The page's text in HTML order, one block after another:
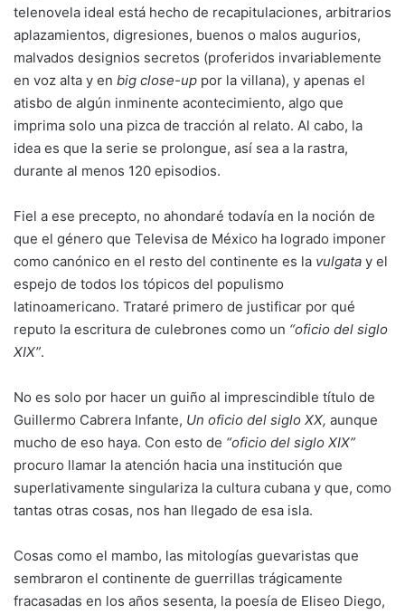
telenovela ideal está hecho de recapitulaciones, arbitrarios
aplazamientos, digresiones, buenos o malos augurios,
malvados designios secretos (proferidos invariablemente
en voz alta y en big close-up por la villana), y apenas el
atisbo de algún inminente acontecimiento, algo que
imprima solo una pizca de tracción al relato. Al cabo, la
idea es que la serie se prolongue, así sea a la rastra,
durante al menos 120 episodios.
Fiel a ese precepto, no ahondaré todavía en la noción de
que el género que Televisa de México ha logrado imponer
como canónico en el resto del continente es la vulgata y el
espejo de todos los tópicos del populismo
latinoamericano. Trataré primero de justificar por qué
reputo la escritura de culebrones como un “oficio del siglo
XIX”.
No es solo por hacer un guiño al imprescindible título de
Guillermo Cabrera Infante, Un oficio del siglo XX, aunque
mucho de eso haya. Con esto de “oficio del siglo XIX”
procuro llamar la atención hacia una institución que
superlativamente singulariza la cultura cubana y que, como
tantas otras cosas, nos han llegado de esa isla.
Cosas como el mambo, las mitologías guevaristas que
sembraron el continente de guerrillas trágicamente
fracasadas en los años sesenta, la poesía de Eliseo Diego,